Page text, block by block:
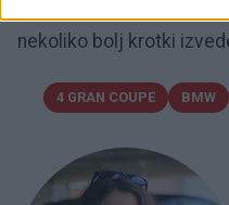
nekoliko bolj krotki
4 GRAN COUPE BMW